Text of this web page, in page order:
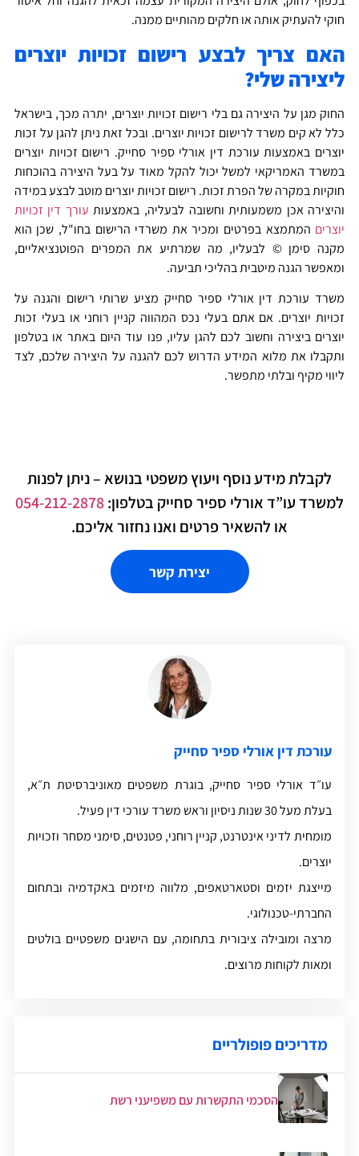
להעתיק אותה או חלקים מהותיים ממנה.
צריך לבצע רישום זכויות יוצרים
שלי?
מגן על היצירה גם בלי רישום זכויות יוצרים, יתרה מכך, בישראל
לא קים משרד לרישום זכויות יוצרים. ובכל זאת ניתן להגן על זכות
באמצעות עורכת דין אורלי ספיר סחייק. רישום זכויות יוצרים
האמריקאי למשל יכול להקל מאוד על בעל היצירה בהוכחות
במקרה של הפרת זכות. רישום זכויות יוצרים מוטב לבצע במידה
אכן משמעותית וחשובה לבעליה, באמצעותעורך דין זכויות
המתמצא בפרטים ומכיר את משרדי הרישום בחו"ל, שכן הוא
סימן © לבעליו, מה שמרתיע את המפרים הפוטנציאליים,
הגנה מיטבית בהליכי תביעה.
עורכת דין אורלי ספיר סחייק מציע שרותי רישום והגנה על
יוצרים. אם אתם בעלי נכס המהווה קניין רוחני או בעלי זכות
ביצירה וחשוב לכם להגן עליו, פנו עוד היום באתר או בטלפון
את מלוא המידע הדרוש לכם להגנה על היצירה שלכם, לצד
מקיף ובלתי מתפשר.
לקבלת מידע נוסף ויעוץ משפטי בנושא – ניתן לפנות
עו”ד אורלי ספיר סחייק בטלפון:054-212-2878
או להשאיר פרטים ואנו נחזור אליכם.
יצירת קשר
עורכת דין אורלי ספיר סחייק
עו״ד אורלי ספיר סחייק, בוגרת משפטים מאוניברסיטת ת״א,
בעלת מעל 30 שנות ניסיון וראש משרד עורכי דין פעיל.
מומחית לדיני אינטרנט, קניין רוחני, פטנטים, סימני מסחר וזכויות
יוצרים.
מייצגת יזמים וסטארטאפים, מלווה מיזמים באקדמיה ובתחום
החברתי-טכנולוגי.
מרצה ומובילה ציבורית בתחומה, עם הישגים משפטיים בולטים
ומאות לקוחות מרוצים.
מדריכים פופולריים
הסכמי התקשרות עם משפיעני רשת